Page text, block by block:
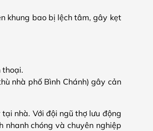
khung bao bị lệch tâm, gây kẹt
thoại.
nhà phố Bình Chánh) gây cản
nhà. Với đội ngũ thợ lưu động
nhanh chóng và chuyên nghiệp